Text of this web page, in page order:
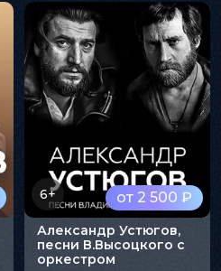
от 2 500 ₽
6+
Александр Устюгов,
песни В.Высоцкого с
оркестром